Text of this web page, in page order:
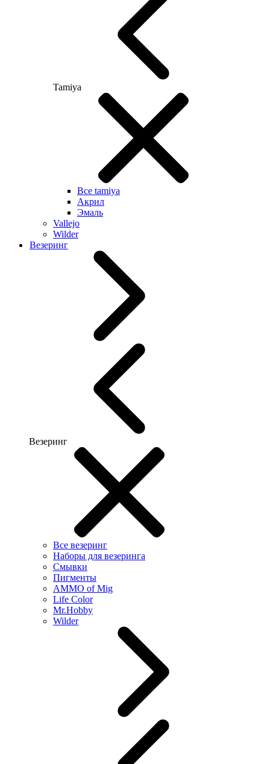
Tamiya
Все tamiya
Акрил
Эмаль
Vallejo
Wilder
Везеринг
Везеринг
Все везеринг
Наборы для везеринга
Смывки
Пигменты
AMMO of Mig
Life Color
Mr.Hobby
Wilder